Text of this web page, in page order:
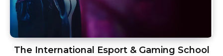
The International Esport & Gaming School